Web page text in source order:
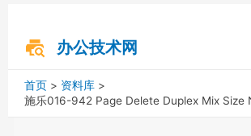
办公技术网
首页
资料库
施乐016-942 Page Delete Duplex Mix Size